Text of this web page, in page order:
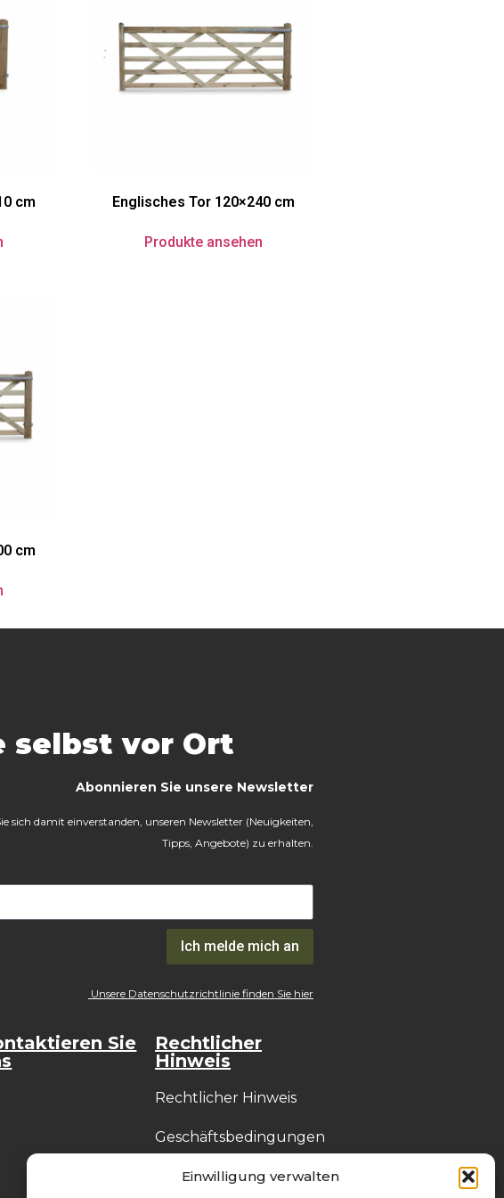
Einwilligung verwalten
cm Englisches Tor 120×240 cm
Produkte ansehen
cm
selbst vor Ort
Abonnieren Sie unsere Newsletter
sich damit einverstanden, unseren Newsletter (Neuigkeiten,
Tipps, Angebote) zu erhalten.
Ich melde mich an
Unsere Datenschutzrichtlinie finden Sie hier
Sie
Rechtlicher
Hinweis
Rechtlicher Hinweis
Geschäftsbedingungen
Datenschutzrichtlinie